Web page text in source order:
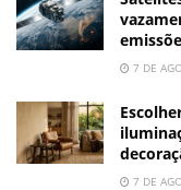
7 DE
7 DE